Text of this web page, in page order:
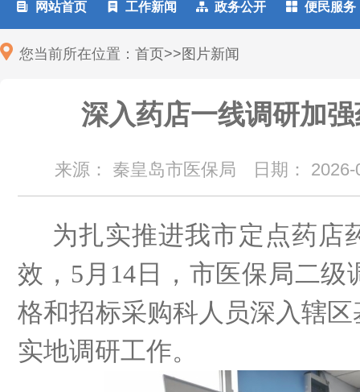
 网站首页  工作新闻  政务公开  便民服务
您当前所在位置： 首页>> 图片新闻
深入药店一线调研加
来源： 秦皇岛市医保局 日期：
为扎实推进我市定点药店
效，5 月 14 日
，市医保局二级
格和招标采购科人员深 入辖
实地调研工作。